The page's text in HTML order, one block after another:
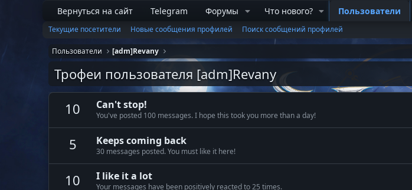
Вернуться на сайт Telegram Форумы Что нового? Пользователи
Текущие посетители Новые сообщения профилей Поиск сообщений профилей
Пользователи [adm]Revany
Трофеи пользователя [adm]Revany
10
Can't stop!
You've posted 100 messages. I hope this took you more than a day!
5 Keeps coming back
30 messages posted. You must like it here!
10 I like it a lot
Your messages have been positively reacted to 25 times.